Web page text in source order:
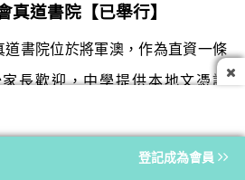
真道書院【已舉行】
書院位於將軍澳，作為直資一條
長歡迎，中學提供本地文憑試
登記成為會員